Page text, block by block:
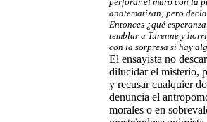
anatematizan; pero
Entonces ¿qué
temblar a Turenne y
con la sorpresa si hay
El ensayista no
dilucidar el misterio,
y recusar cualquier
denuncia el
morales o en